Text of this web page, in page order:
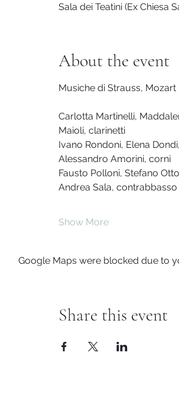
Sala dei Teatini (Ex Chiesa
About the event
Musiche di Strauss, Mozart
Carlotta Martinelli,
Maioli, clarinetti
Ivano Rondoni, Elena
Alessandro Amorini, corni
Fausto Polloni, Stefano
Andrea Sala, contrabbasso
Show More
Google Maps were blocked due to
Share this event